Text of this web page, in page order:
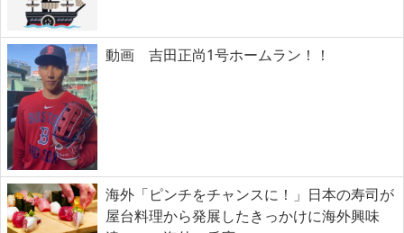
動画 吉田正尚1号ホームラン！！
海外「ピンチをチャンスに！」日本の寿司が
屋台料理から発展したきっかけに海外興味